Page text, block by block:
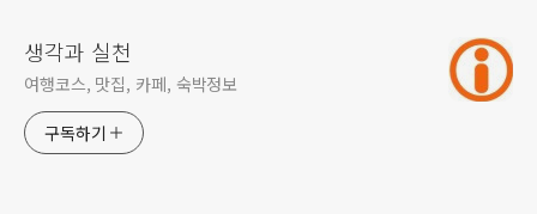
생각과 실천
여행코스, 맛집, 카페, 숙박정보
구독하기